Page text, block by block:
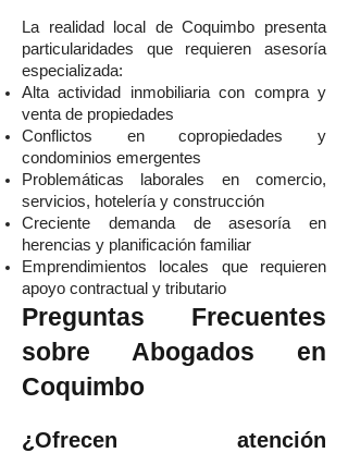
La realidad local de Coquimbo presenta
particularidades que requieren asesoría
especializada:
Alta actividad inmobiliaria con compra y
venta de propiedades
Conflictos en copropiedades y
condominios emergentes
Problemáticas laborales en comercio,
servicios, hotelería y construcción
Creciente demanda de asesoría en
herencias y planificación familiar
Emprendimientos locales que requieren
apoyo contractual y tributario
Preguntas Frecuentes
sobre Abogados en
Coquimbo
¿Ofrecen atención